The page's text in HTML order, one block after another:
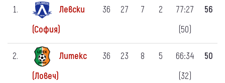
1.
Левски
(София)
36 27 7 2
77:27
(50)
56
2.
Литекс
(Ловеч)
36 23 8 5
66:34
(32)
50